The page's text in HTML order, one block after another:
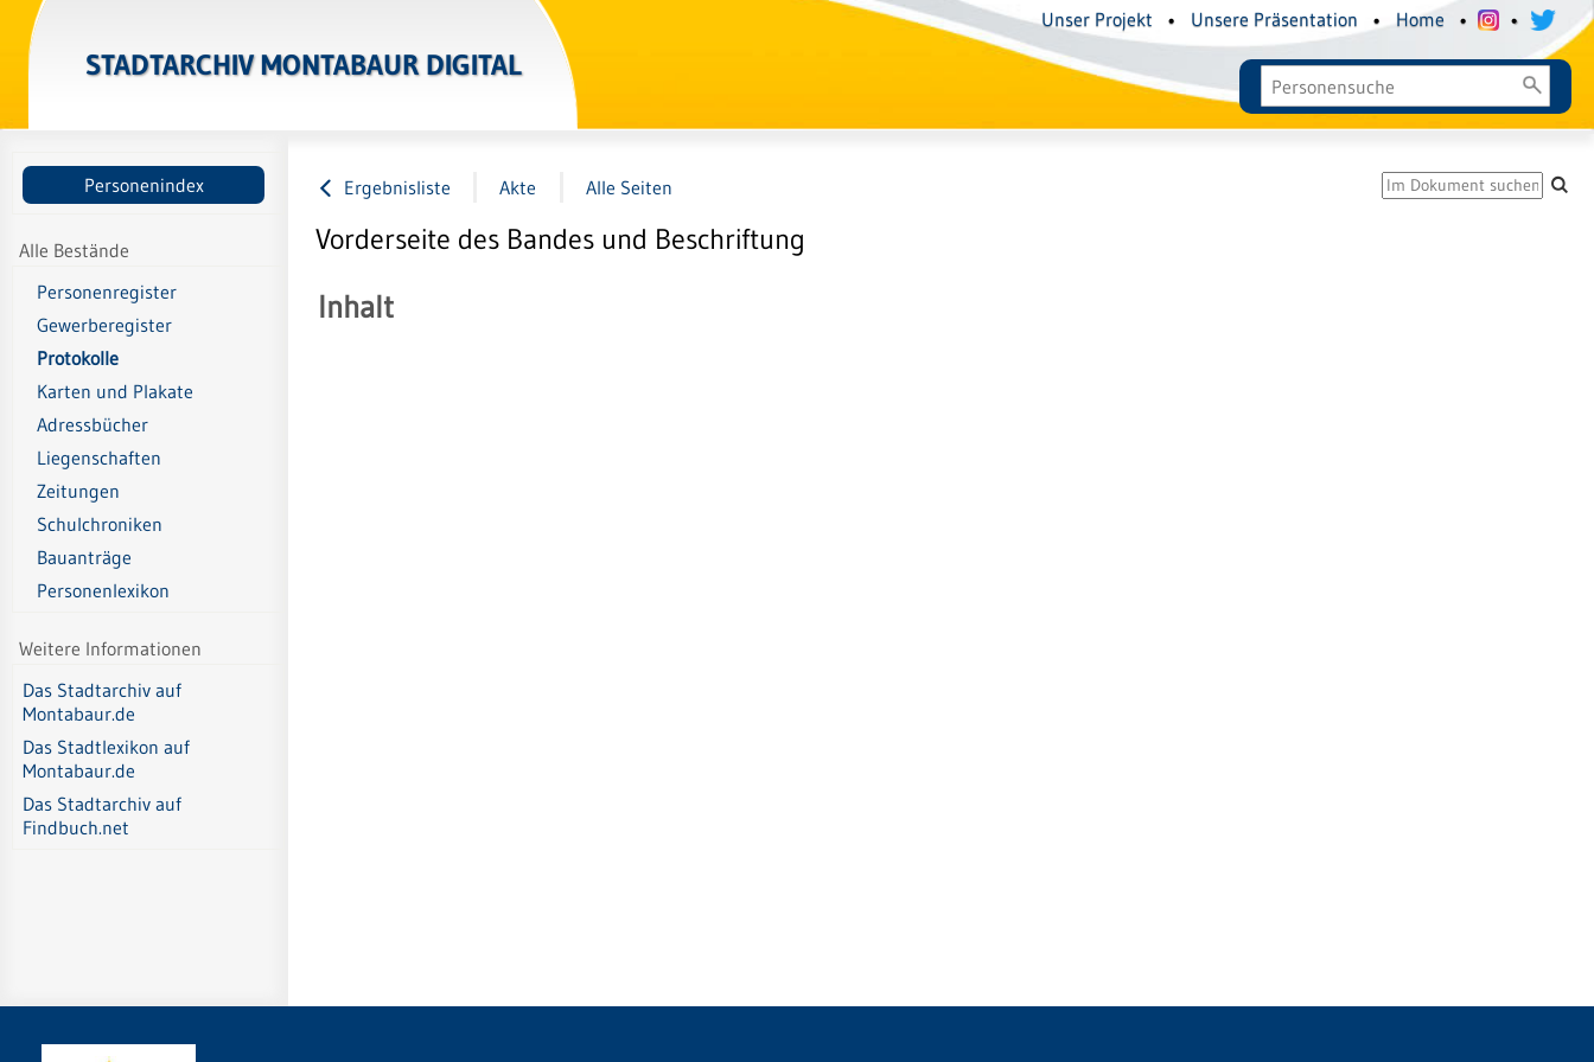
STADTARCHIV MONTABAUR DIGITAL
Unser Projekt • Unsere Präsentation • Home • •
Personenindex
Alle Bestände
Personenregister
Gewerberegister
Protokolle
Karten und Plakate
Adressbücher
Liegenschaften
Zeitungen
Schulchroniken
Bauanträge
Personenlexikon
Weitere Informationen
Das Stadtarchiv auf
Montabaur.de
Das Stadtlexikon auf
Montabaur.de
Das Stadtarchiv auf
Findbuch.net
Ergebnisliste Akte Alle Seiten
Vorderseite des Bandes und Beschriftung
Inhalt